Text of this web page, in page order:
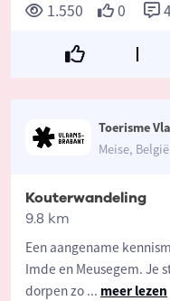
1.550 0
Toerisme
Meise, België
Kouterwandeling
9.8 km
Een aangename
Imde en Meusegem. Je
dorpen zo ... meer lezen